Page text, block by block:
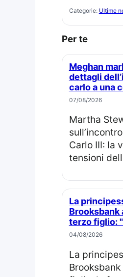
Categorie: Ultime
Per te
Meghan markle avrebbe raccontato
dettagli
carlo a una
07/08/2026
Martha Stewart svela dettagli
Carlo III: la
tensioni
La principessa Eugenie e Jack
Brooksbank
terzo figlio:
04/08/2026
La principessa Eugenia e Jack